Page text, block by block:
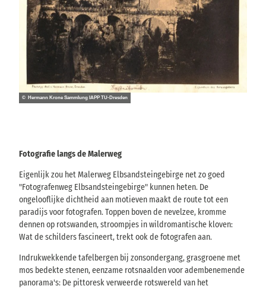
© Hermann Krone Sammlung IAPP TU-Dresden
Fotografie langs de Malerweg
Eigenlijk zou het Malerweg Elbsandsteingebirge net zo goed
"Fotografenweg Elbsandsteingebirge" kunnen heten. De
ongelooflijke dichtheid aan motieven maakt de route tot een
paradijs voor fotografen. Toppen boven de nevelzee, kromme
dennen op rotswanden, stroompjes in wildromantische kloven:
Wat de schilders fascineert, trekt ook de fotografen aan.
Indrukwekkende tafelbergen bij zonsondergang, grasgroene met
mos bedekte stenen, eenzame rotsnaalden voor adembenemende
panorama's: De pittoresk verweerde rotswereld van het